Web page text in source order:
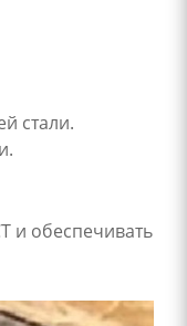
стали.
и обеспечивать